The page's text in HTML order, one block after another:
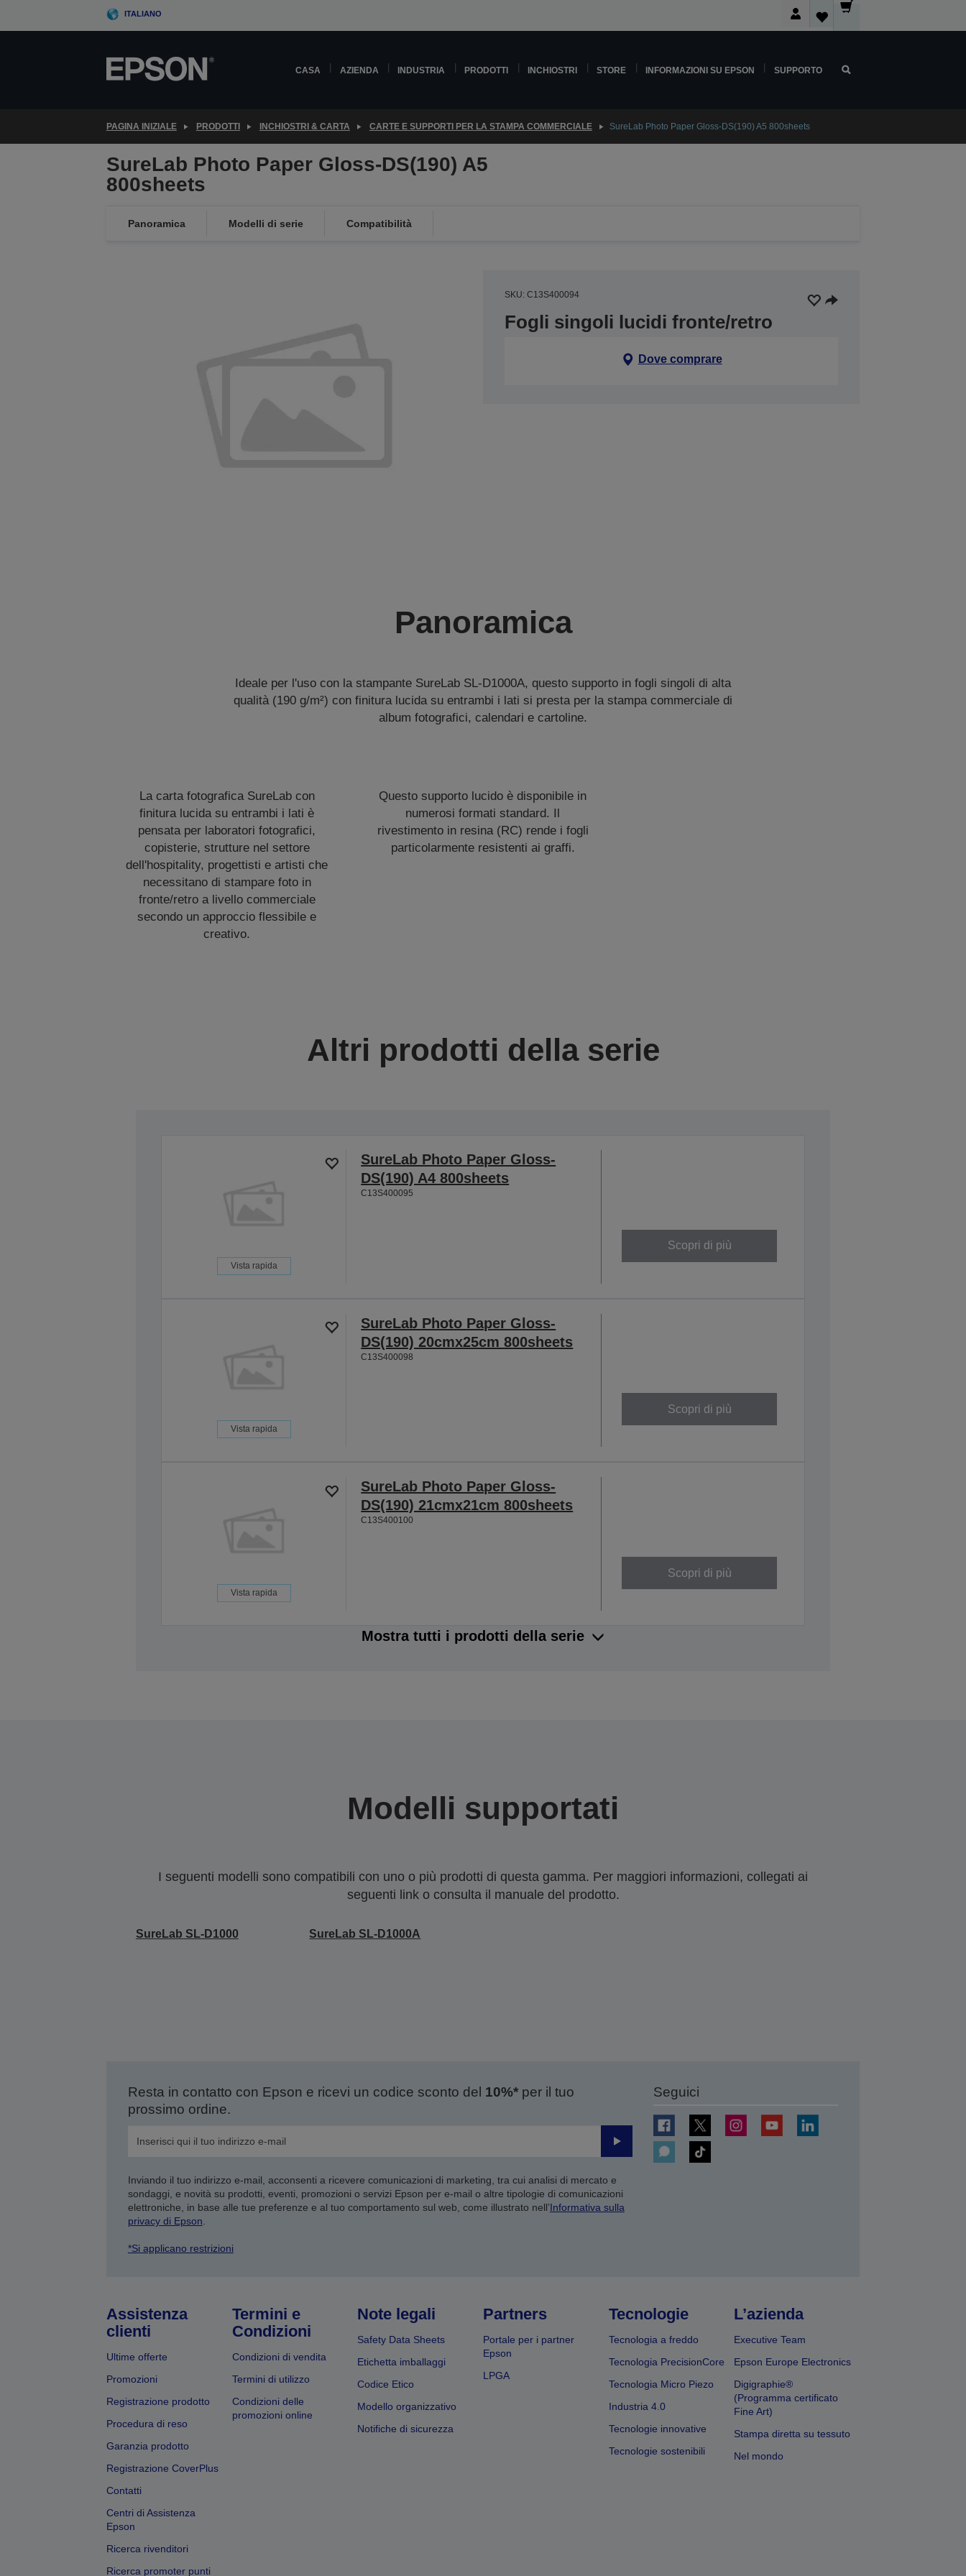
ITALIANO
CASA AZIENDA INDUSTRIA PRODOTTI INCHIOSTRI STORE INFORMAZIONI SU EPSON SUPPORTO
PAGINA INIZIALE PRODOTTI INCHIOSTRI & CARTA CARTE E SUPPORTI PER LA STAMPA COMMERCIALE SureLab Photo Paper Gloss-DS(190) A5 800sheets
SureLab Photo Paper Gloss-DS(190) A5
800sheets
Panoramica Modelli di serie Compatibilità
SKU: C13S400094
Fogli singoli lucidi fronte/retro
Dove comprare
Panoramica
Ideale per l'uso con la stampante SureLab SL-D1000A, questo supporto in fogli singoli di alta
qualità (190 g/m²) con finitura lucida su entrambi i lati si presta per la stampa commerciale di
album fotografici, calendari e cartoline.
La carta fotografica SureLab con
finitura lucida su entrambi i lati è
pensata per laboratori fotografici,
copisterie, strutture nel settore
dell'hospitality, progettisti e artisti che
necessitano di stampare foto in
fronte/retro a livello commerciale
secondo un approccio flessibile e
creativo.
Questo supporto lucido è disponibile in
numerosi formati standard. Il
rivestimento in resina (RC) rende i fogli
particolarmente resistenti ai graffi.
Altri prodotti della serie
Vista rapida
SureLab Photo Paper Gloss-
DS(190) A4 800sheets
C13S400095
Scopri di più
Vista rapida
SureLab Photo Paper Gloss-
DS(190) 20cmx25cm 800sheets
C13S400098
Scopri di più
Vista rapida
SureLab Photo Paper Gloss-
DS(190) 21cmx21cm 800sheets
C13S400100
Scopri di più
Mostra tutti i prodotti della serie
Modelli supportati
I seguenti modelli sono compatibili con uno o più prodotti di questa gamma. Per maggiori informazioni, collegati ai
seguenti link o consulta il manuale del prodotto.
SureLab SL-D1000 SureLab SL-D1000A
Resta in contatto con Epson e ricevi un codice sconto del 10%*per il tuo
prossimo ordine.
Invia
Inviando il tuo indirizzo e-mail, acconsenti a ricevere comunicazioni di marketing, tra cui analisi di mercato e
sondaggi, e novità su prodotti, eventi, promozioni o servizi Epson per e-mail o altre tipologie di comunicazioni
elettroniche, in base alle tue preferenze e al tuo comportamento sul web, come illustrato nell’Informativa sulla
privacy di Epson
*Si applicano restrizioni
Seguici
Assistenza
clienti
Ultime offerte
Promozioni
Registrazione prodotto
Procedura di reso
Garanzia prodotto
Registrazione CoverPlus
Contatti
Centri di Assistenza
Epson
Ricerca rivenditori
Ricerca promoter punti
Termini e
Condizioni
Condizioni di vendita
Termini di utilizzo
Condizioni delle
promozioni online
Note legali
Safety Data Sheets
Etichetta imballaggi
Codice Etico
Modello organizzativo
Notifiche di sicurezza
Partners
Portale per i partner
Epson
LPGA
Tecnologie
Tecnologia a freddo
Tecnologia PrecisionCore
Tecnologia Micro Piezo
Industria 4.0
Tecnologie innovative
Tecnologie sostenibili
L’azienda
Executive Team
Epson Europe Electronics
Digigraphie®
(Programma certificato
Fine Art)
Stampa diretta su tessuto
Nel mondo